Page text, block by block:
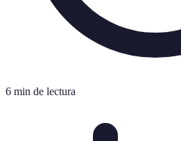
6 min de lectura